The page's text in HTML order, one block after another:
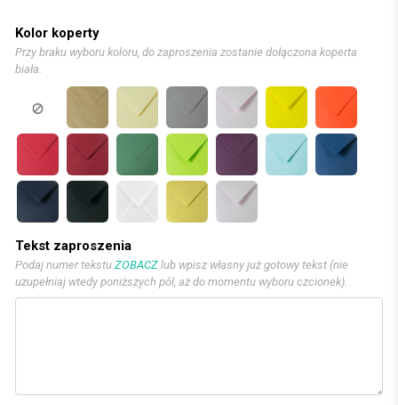
Kolor koperty
Przy braku wyboru koloru, do zaproszenia zostanie dołączona koperta
biała.
Tekst zaproszenia
Podaj numer tekstu ZOBACZ lub wpisz własny już gotowy tekst (nie
uzupełniaj wtedy poniższych pól, aż do momentu wyboru czcionek).